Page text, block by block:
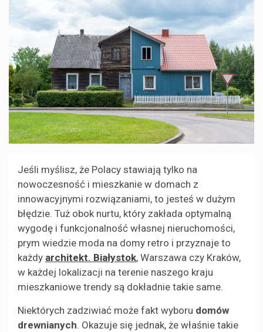
Jeśli myślisz, że Polacy stawiają tylko na
nowoczesność i mieszkanie w domach z
innowacyjnymi rozwiązaniami, to jesteś w dużym
błędzie. Tuż obok nurtu, który zakłada optymalną
wygodę i funkcjonalność własnej nieruchomości,
prym wiedzie moda na domy retro i przyznaje to
każdy architekt. Białystok, Warszawa czy Kraków,
w każdej lokalizacji na terenie naszego kraju
mieszkaniowe trendy są dokładnie takie same.
Niektórych zadziwiać może fakt wyboru domów
drewnianych. Okazuje się jednak, że właśnie takie